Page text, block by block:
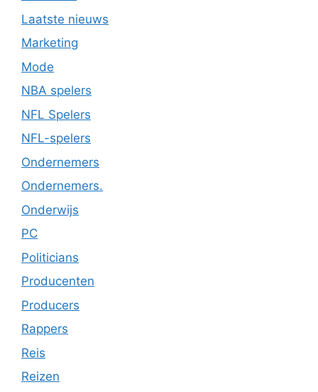
Laatste nieuws
Marketing
Mode
NBA spelers
NFL Spelers
NFL-spelers
Ondernemers
Ondernemers.
Onderwijs
PC
Politicians
Producenten
Producers
Rappers
Reis
Reizen